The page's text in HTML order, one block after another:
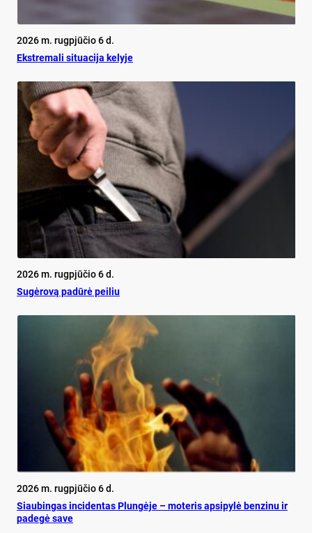
2026 m. rugpjūčio 6 d.
Ekst­re­ma­li si­tua­ci­ja ke­ly­je
2026 m. rugpjūčio 6 d.
Su­gė­ro­vą pa­dū­rė pei­liu
2026 m. rugpjūčio 6 d.
Siau­bin­gas in­ci­den­tas Plun­gė­je – mo­te­ris ap­si­py­lė ben­zi­nu ir
pa­de­gė sa­ve